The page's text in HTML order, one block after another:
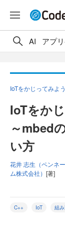
AI アプ
IoTをかじってみよう
IoTをか
～mbed
い方
花井 志生（ペンネ
ム株式会社） [著]
C++ IoT 組